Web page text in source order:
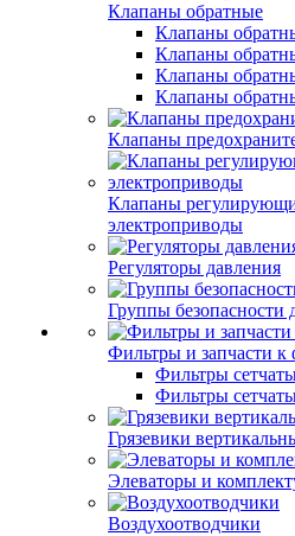
Клапаны обратные
Клапаны
Клапаны
Клапаны
Клапаны
Клапаны
Клапаны
электроприводы
Регуляторы давления
Группы безопасности
Фильтры и запчасти к
Фильтры
Фильтры
Грязевики
Элеваторы и
Воздухоотводчики